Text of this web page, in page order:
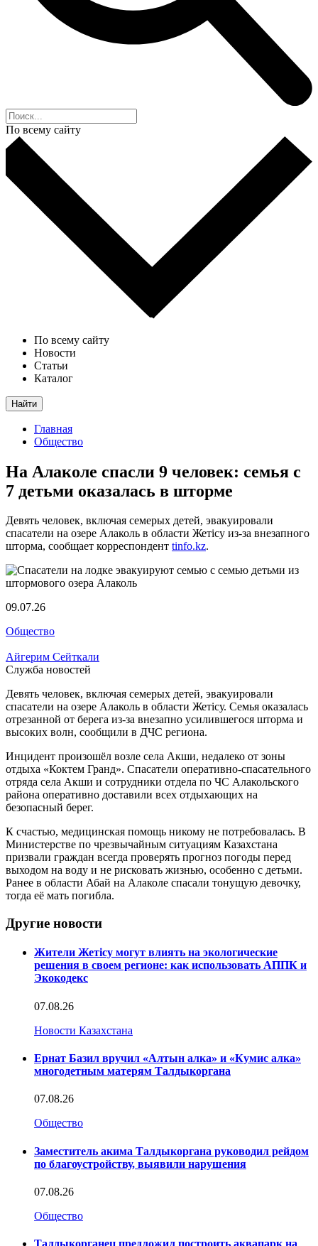
По всему сайту
По всему сайту
Новости
Статьи
Каталог
Найти
Главная
Общество
На Алаколе спасли 9 человек: семья с
7 детьми оказалась в шторме
Девять человек, включая семерых детей, эвакуировали
спасатели на озере Алаколь в области Жетісу из-за внезапного
шторма, сообщает корреспондент tinfo.kz.
09.07.26
Общество
Айгерим Сейткали
Служба новостей
Девять человек, включая семерых детей, эвакуировали
спасатели на озере Алаколь в области Жетісу. Семья оказалась
отрезанной от берега из-за внезапно усилившегося шторма и
высоких волн, сообщили в ДЧС региона.
Инцидент произошёл возле села Акши, недалеко от зоны
отдыха «Коктем Гранд». Спасатели оперативно-спасательного
отряда села Акши и сотрудники отдела по ЧС Алакольского
района оперативно доставили всех отдыхающих на
безопасный берег.
К счастью, медицинская помощь никому не потребовалась. В
Министерстве по чрезвычайным ситуациям Казахстана
призвали граждан всегда проверять прогноз погоды перед
выходом на воду и не рисковать жизнью, особенно с детьми.
Ранее в области Абай на Алаколе спасали тонущую девочку,
тогда её мать погибла.
Другие новости
Жители Жетісу могут влиять на экологические
решения в своем регионе: как использовать АППК и
Экокодекс
07.08.26
Новости Казахстана
Ернат Базил вручил «Алтын алка» и «Кумис алка»
многодетным матерям Талдыкоргана
07.08.26
Общество
Заместитель акима Талдыкоргана руководил рейдом
по благоустройству, выявили нарушения
07.08.26
Общество
Талдыкорганец предложил построить аквапарк на